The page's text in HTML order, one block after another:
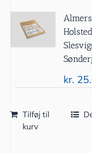
kr.
Tilføj til
kurv